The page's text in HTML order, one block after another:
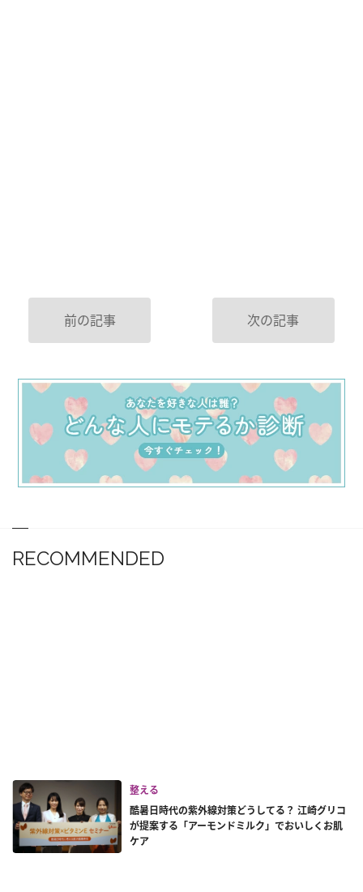
前の記事 次の記事
RECOMMENDED
整える
酷暑日時代の紫外線対策どうしてる？ 江崎グリコ
が提案する「アーモンドミルク」でおいしくお肌
ケア